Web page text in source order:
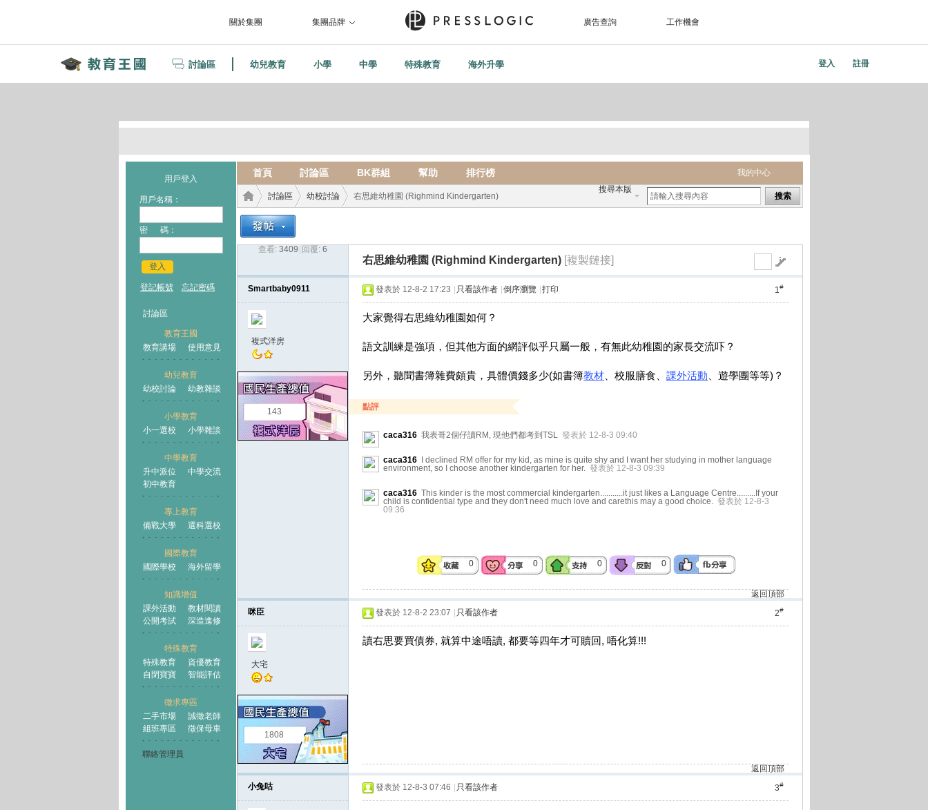
關於集團 集團品牌 廣告查詢 工作機會
討論區 幼兒教育 小學 中學 特殊教育 海外升學 登入 註冊
用戶登入
用戶名稱：
密 碼：
登入
登記帳號 忘記密碼
討論區
教育王國
教育講場
使用意見
幼兒教育
幼校討論
幼教雜談
小學教育
小一選校
小學雜談
中學教育
升中派位
中學交流
初中教育
專上教育
備戰大學
選科選校
國際教育
國際學校
海外留學
知識增值
課外活動
教材閱讀
公開考試
深造進修
特殊教育
特殊教育
資優教育
自閉寶寶
智能評估
徵求專區
二手市場
誠徵老師
組班專區
徵保母車
聯絡管理員
我的中心
首頁 討論區 BK群組 幫助 排行榜
搜尋本版
搜索
王國
討論區
›
幼校討論 右思維幼稚園 (Righmind Kindergarten)
查看: 3409 回覆: 6
右思維幼稚園 (Righmind Kindergarten) [複製鏈接]
Smartbaby0911
複式洋房
143
1#
發表於 12-8-2 17:23 只看該作者 倒序瀏覽 打印
大家覺得右思維幼稚園如何？
語文訓練是強項，但其他方面的網評似乎只屬一般，有無此幼稚園的家長交流吓？
另外，聽聞書簿雜費頗貴，具體價錢多少(如書簿教材 、校服膳食、 課外活動 、遊學團等等)？
點評
caca316 我表哥2個仔讀RM, 現他們都考到TSL 發表於 12-8-3 09:40
caca316 I declined RM offer for my kid, as mine is quite shy and I want her studying in mother language
environment, so I choose another kindergarten for her. 發表於 12-8-3 09:39
caca316 This kinder is the most commercial kindergarten...........it just likes a Language Centre.........If your
child is confidential type and they don't need much love and carethis may a good choice. 發表於 12-8-3
09:36
0 0 0 0
返回頂部
咪臣
大宅
1808
2#
發表於 12-8-2 23:07 只看該作者
讀右思要買債券, 就算中途唔讀, 都要等四年才可贖回, 唔化算!!!
返回頂部
小兔咕
3#
發表於 12-8-3 07:46 只看該作者